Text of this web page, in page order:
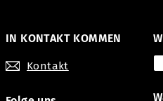
IN KONTAKT KOMMEN
Kontakt